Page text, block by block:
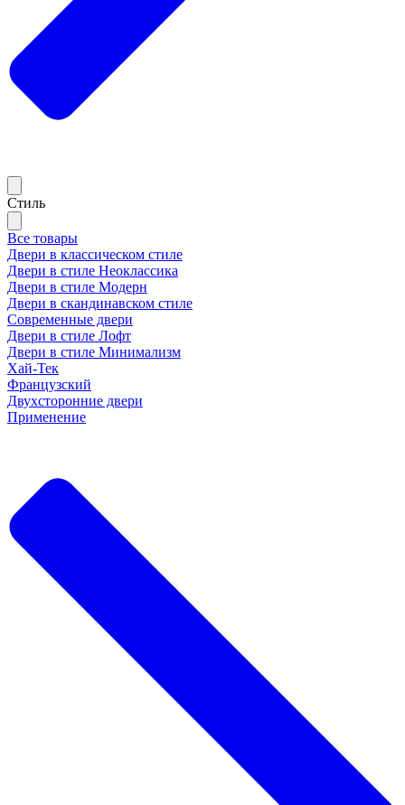
Стиль
Все товары
Двери в классическом стиле
Двери в стиле Неоклассика
Двери в стиле Модерн
Двери в скандинавском стиле
Современные двери
Двери в стиле Лофт
Двери в стиле Минимализм
Хай-Тек
Французский
Двухсторонние двери
Применение